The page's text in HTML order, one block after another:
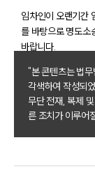
임차인이 오랜기간
를 바탕으로 명도소
바랍니다.
"본 콘텐츠는 법
각색하여 작성되
무단 전재, 복제
른 조치가 이루어